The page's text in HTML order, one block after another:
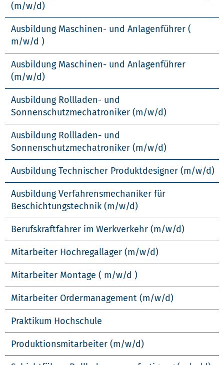
(m/w/d)
Ausbildung Maschinen- und Anlagenführer (
m/w/d )
Ausbildung Maschinen- und Anlagenführer
(m/w/d)
Ausbildung Rollladen- und
Sonnenschutzmechatroniker (m/w/d)
Ausbildung Rollladen- und
Sonnenschutzmechatroniker (m/w/d)
Ausbildung Technischer Produktdesigner (m/w/d)
Ausbildung Verfahrensmechaniker für
Beschichtungstechnik (m/w/d)
Berufskraftfahrer im Werkverkehr (m/w/d)
Mitarbeiter Hochregallager (m/w/d)
Mitarbeiter Montage ( m/w/d )
Mitarbeiter Ordermanagement (m/w/d)
Praktikum Hochschule
Produktionsmitarbeiter (m/w/d)